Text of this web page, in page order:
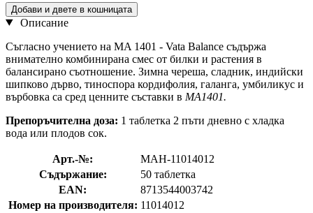
Добави и двете в кошницата
Описание
Съгласно учението на MA 1401 - Vata Balance съдържа
внимателно комбинирана смес от билки и растения в
балансирано съотношение. Зимна череша, сладник, индийски
шипково дърво, тиноспора кордифолия, галанга, умбиликус и
върбовка са сред ценните съставки в MA1401.
Препоръчителна доза: 1 таблетка 2 пъти дневно с хладка
вода или плодов сок.
Арт.-№:
MAH-11014012
Съдържание:
50 таблетка
EAN:
8713544003742
Номер на производителя: 11014012